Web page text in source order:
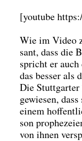
[you­tube
Wie im Video
sant, dass die
spricht er
das bes­ser
Die Stutt­gar­ter
ge­wie­sen,
einem
son
von ihnen